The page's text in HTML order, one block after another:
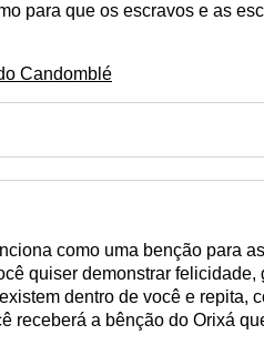
para que os escravos e as
Candomblé
como uma benção para
quiser demonstrar felicidade,
dentro de você e repita,
receberá a bênção do Orixá